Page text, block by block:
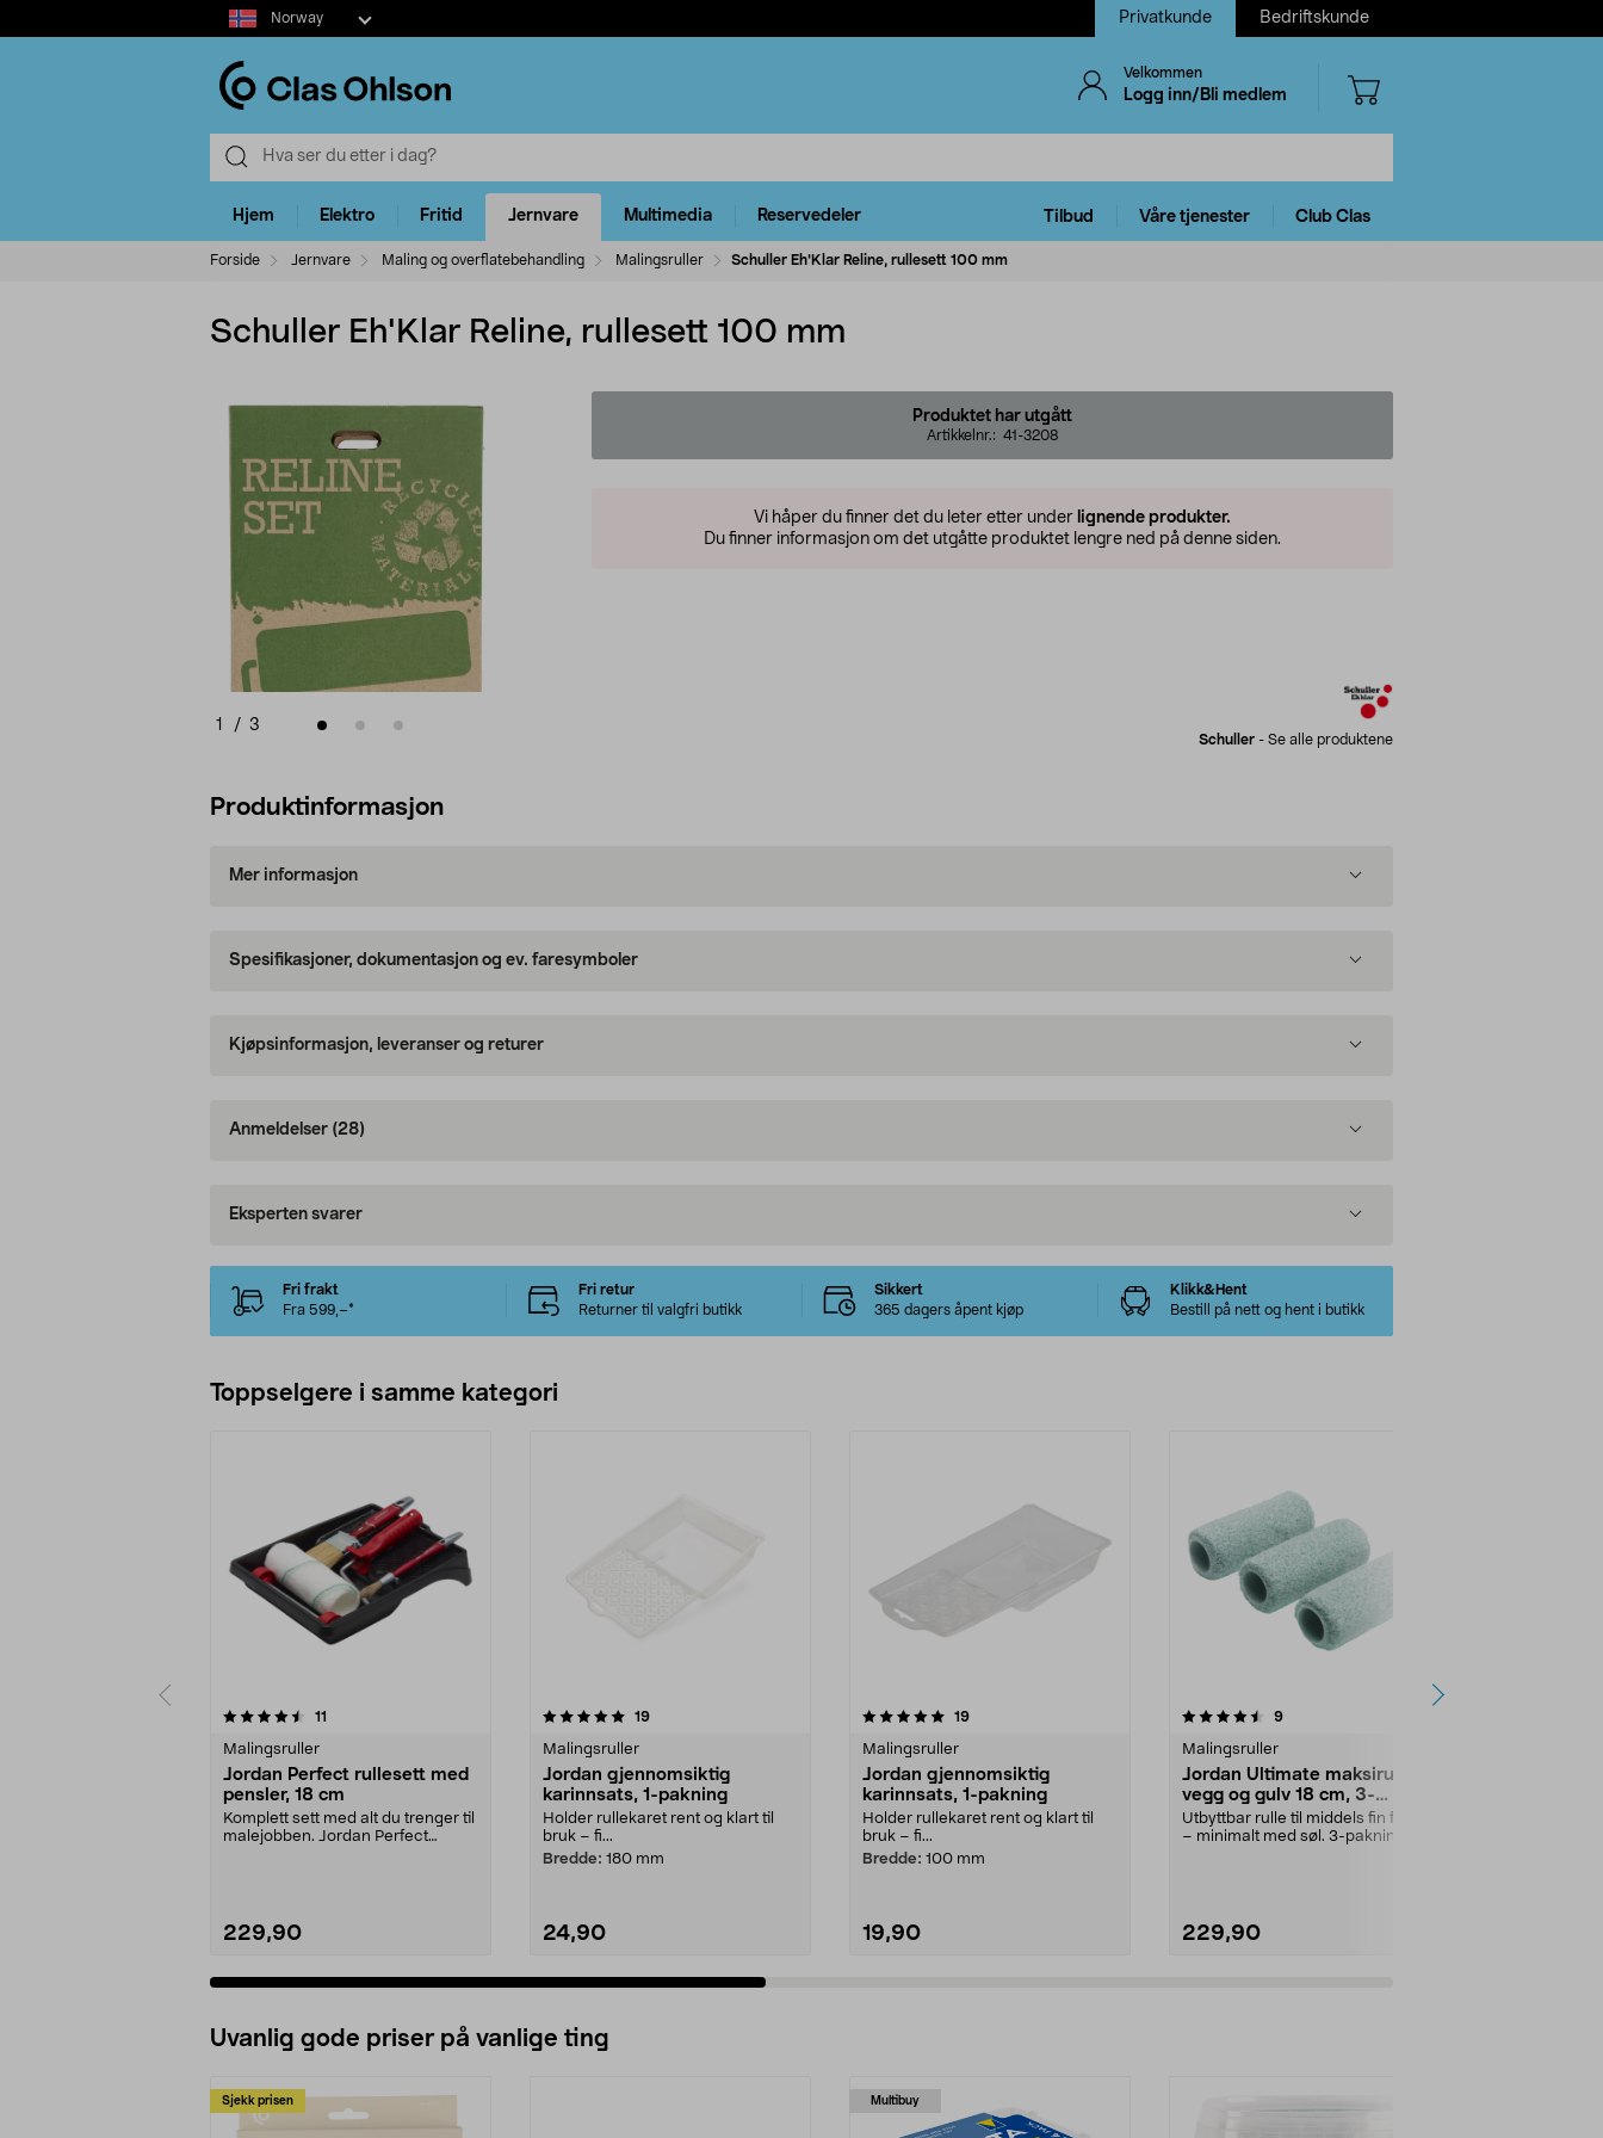
Select
market
Norway Privatkunde Bedriftskunde
Velkommen
Logg inn/Bli medlem
Hjem Elektro Fritid Jernvare Multimedia Reservedeler Tilbud Våre tjenester Club Clas
Forside Jernvare Maling og overflatebehandling Malingsruller Schuller Eh'Klar Reline, rullesett 100 mm
Schuller Eh'Klar Reline, rullesett 100 mm
1 / 3
Produktet har utgått
Artikkelnr.: 41-3208
Vi håper du finner det du leter etter under lignende produkter.
Du finner informasjon om det utgåtte produktet lengre ned på denne siden.
Schuller - Se alle produktene
Produktinformasjon
Mer informasjon
Spesifikasjoner, dokumentasjon og ev. faresymboler
Kjøpsinformasjon, leveranser og returer
Anmeldelser (28)
Eksperten svarer
Fri frakt
Fra 599,–*
Fri retur
Returner til valgfri butikk
Sikkert
365 dagers åpent kjøp
Klikk&Hent
Bestill på nett og hent i butikk
Toppselgere i samme kategori
11
Malingsruller
Jordan Perfect rullesett med
pensler, 18 cm
Komplett sett med alt du trenger til
malejobben. Jordan Perfect
229,90
5.0 av 5 stjerner 19anmeldelser
Malingsruller
Jordan gjennomsiktig
karinnsats, 1-pakning
Holder rullekaret rent og klart til
bruk – fi...
Bredde: 180 mm
24,90
5.0 av 5 stjerner 19anmeldelser
Malingsruller
Jordan gjennomsiktig
karinnsats, 1-pakning
Holder rullekaret rent og klart til
bruk – fi...
Bredde: 100 mm
19,90
4.5 av 5 stjerner 9anmeldelser
Malingsruller
Jordan Ultimate maksirulle til
vegg og gulv 18 cm, 3-
pakning
Utbyttbar rulle til middels fin finish
– minimalt med søl. 3-pakning.
229,90
4.5 av 5 stjerner
Uvanlig gode priser på vanlige ting
Sjekk prisen Multibuy